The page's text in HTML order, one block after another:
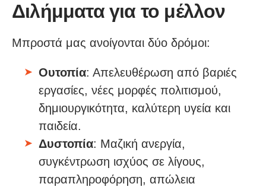
Διλήμματα για το μέλλον
Μπροστά μας ανοίγονται δύο δρόμοι:
Ουτοπία: Απελευθέρωση από βαριές
εργασίες, νέες μορφές πολιτισμού,
δημιουργικότητα, καλύτερη υγεία και
παιδεία.
Δυστοπία: Μαζική ανεργία,
συγκέντρωση ισχύος σε λίγους,
παραπληροφόρηση, απώλεια